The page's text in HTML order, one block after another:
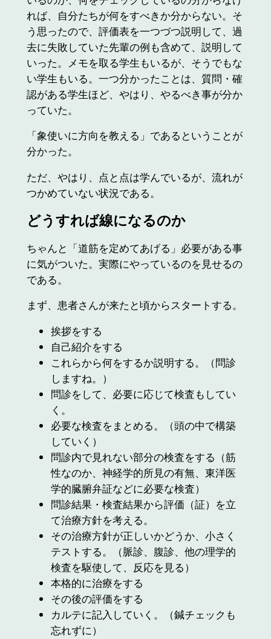
れば、自分たちが何をすべきか分からない。そ
う思ったので、評価表を一つづつ説明して、過
去に失敗していた先輩の例も含めて、説明して
いった。メモを取る学生もいるが、そうでもな
い学生もいる。一つ分かったことは、質問・確
認がある学生ほど、やはり、やるべき事が分か
っていた。
「象使いに方向を教える」であるということが
分かった。
ただ、やはり、点と点は学んでいるが、流れが
つかめていない状況である。
どうすれば線になるのか
ちゃんと「道筋を定めてあげる」必要がある事
に気がついた。実際にやっているのを見せるの
である。
まず、患者さんが来たと頃からスタートする。
挨拶をする
自己紹介をする
これらから何をするか説明する。（問診
しますね。）
問診をして、必要に応じて検査もしてい
く。
必要な検査をまとめる。（頭の中で構築
していく）
問診内で見れない部分の検査をする（筋
性なのか、神経学的所見の有無、東洋医
学的臓腑弁証などに必要な検査）
問診結果・検査結果から評価（証）を立
て治療方針を考える。
その治療方針が正しいかどうか、小さく
テストする。（脈診、腹診、他の理学的
検査を駆使して、反応を見る）
本格的に治療をする
その後の評価をする
カルテに記入していく。（鍼チェックも
忘れずに）